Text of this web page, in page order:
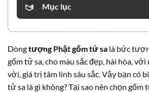
Mục lục
Dòngtượng Phật gốm tử sa là bức
gốm tử sa, cho màu sắc đẹp, hài hòa,
vời, giá trị tâm linh sâu sắc. Vậy bạn có
tử sa là gì không? Tại sao nên chọn gốm